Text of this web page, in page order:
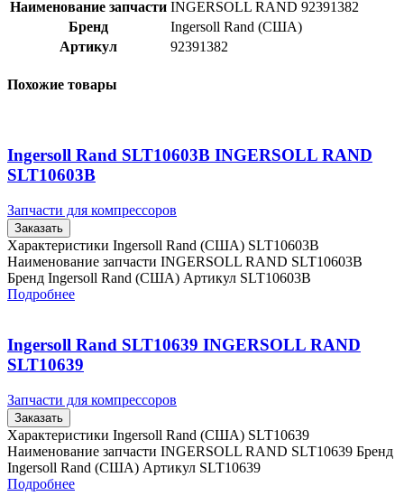
Наименование запчасти INGERSOLL RAND 92391382
Бренд
Ingersoll Rand (США)
Артикул
92391382
Похожие товары
Ingersoll Rand SLT10603B INGERSOLL RAND
SLT10603B
Запчасти для компрессоров
Заказать
Характеристики Ingersoll Rand (США) SLT10603B
Наименование запчасти INGERSOLL RAND SLT10603B
Бренд Ingersoll Rand (США) Артикул SLT10603B
Подробнее
Ingersoll Rand SLT10639 INGERSOLL RAND
SLT10639
Запчасти для компрессоров
Заказать
Характеристики Ingersoll Rand (США) SLT10639
Наименование запчасти INGERSOLL RAND SLT10639 Бренд
Ingersoll Rand (США) Артикул SLT10639
Подробнее